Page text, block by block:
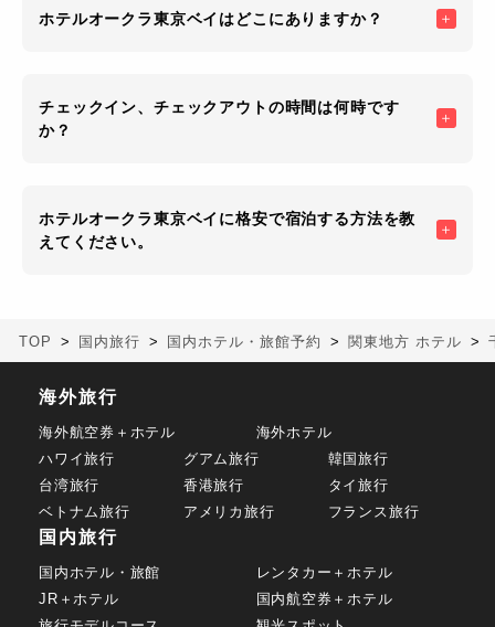
ホテルオークラ東京ベイはどこにありますか？
チェックイン、チェックアウトの時間は何時です
か？
ホテルオークラ東京ベイに格安で宿泊する方法を教
えてください。
TOP 国内旅行 国内ホテル・旅館予約 関東地方 ホテル
海外旅行
海外航空券＋ホテル
海外ホテル
ハワイ旅行
グアム旅行
韓国旅行
台湾旅行
香港旅行
タイ旅行
ベトナム旅行
アメリカ旅行 フランス旅行
国内旅行
国内ホテル・旅館
レンタカー＋ホテル
JR＋ホテル
国内航空券＋ホテル